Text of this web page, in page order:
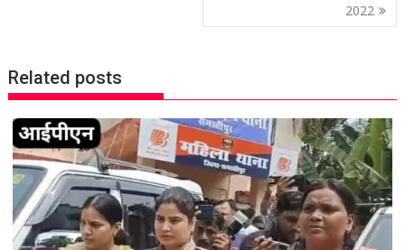
v
i
g
a
t
i
o
n
2022
Related posts